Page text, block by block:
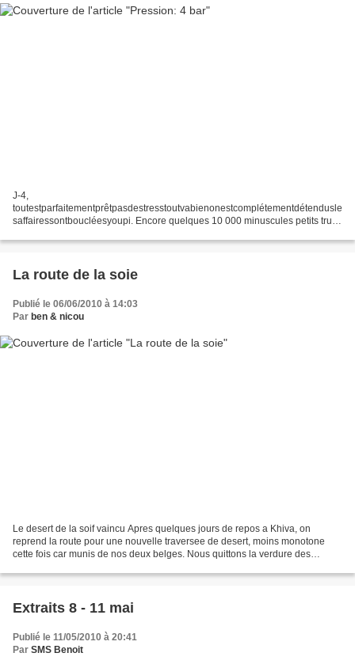
J-4,
toutestparfaitementprêtpasdestresstoutvabienonestcomplétementdétendusle
saffairessontboucléesyoupi. Encore quelques 10 000 minuscules petits trucs
gardons les envolées lyriques...
La route de la soie
Publié le 06/06/2010 à 14:03
Par ben & nicou
Le desert de la soif vaincu Apres quelques jours de repos a Khiva, on
reprend la route pour une nouvelle traversee de desert, moins monotone
cette fois car munis de nos deux belges. Nous quittons la verdure des
Extraits 8 - 11 mai
Publié le 11/05/2010 à 20:41
Par SMS Benoit